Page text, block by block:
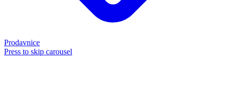
Prodavnice
Press to skip carousel